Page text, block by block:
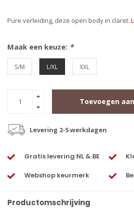
Pure verleiding, deze open body in claret.
Maak een keuze: *
S/M L/XL XXL
Toevoegen
Levering 2-5 werkdagen
Gratis levering NL & BE
Webshop keurmerk
Productomschrijving